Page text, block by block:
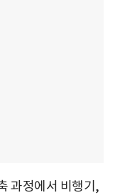
과정에서 비행기,